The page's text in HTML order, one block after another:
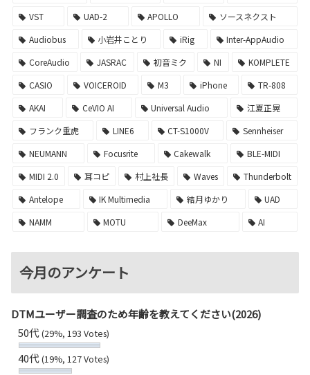
VST
UAD-2 APOLLO
ソースネクスト
Audiobus
小岩井ことり iRig
Inter-AppAudio
CoreAudio
JASRAC 初音ミク NI
KOMPLETE
CASIO
VOICEROID M3 iPhone
TR-808
AKAI
CeVIO AI Universal Audio
江夏正晃
フランク重虎
LINE6 CT-S1000V
Sennheiser
NEUMANN
Focusrite Cakewalk
BLE-MIDI
MIDI 2.0
耳コピ 村上社長 Waves
Thunderbolt
Antelope
IK Multimedia 結月ゆかり
UAD
NAMM
MOTU DeeMax AI
今月のアンケート
DTMユーザー調査のため年齢を教えてください(2026)
50代(29%, 193 Votes)
40代(19%, 127 Votes)